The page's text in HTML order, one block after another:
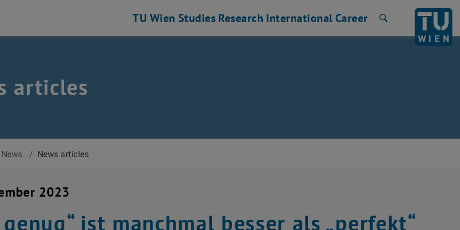
TU Wien Studies Research International Career
articles
News / News articles
2023
genug“ ist manchmal besser als „perfekt“